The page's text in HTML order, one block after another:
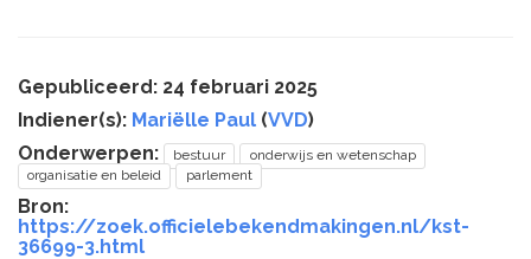
Gepubliceerd: 24 februari 2025
Indiener(s): Mariëlle Paul (VVD)
Onderwerpen:
bestuur
onderwijs en wetenschap
organisatie en beleid
parlement
Bron:
https://zoek.officielebekendmakingen.nl/kst-
36699-3.html